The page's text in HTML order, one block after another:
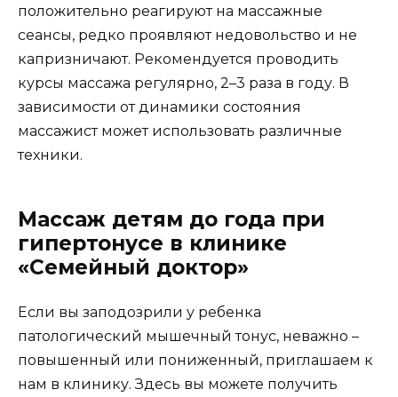
положительно реагируют на массажные
сеансы, редко проявляют недовольство и не
капризничают. Рекомендуется проводить
курсы массажа регулярно, 2–3 раза в году. В
зависимости от динамики состояния
массажист может использовать различные
техники.
Массаж детям до года при
гипертонусе в клинике
«Семейный доктор»
Если вы заподозрили у ребенка
патологический мышечный тонус, неважно –
повышенный или пониженный, приглашаем к
нам в клинику. Здесь вы можете получить